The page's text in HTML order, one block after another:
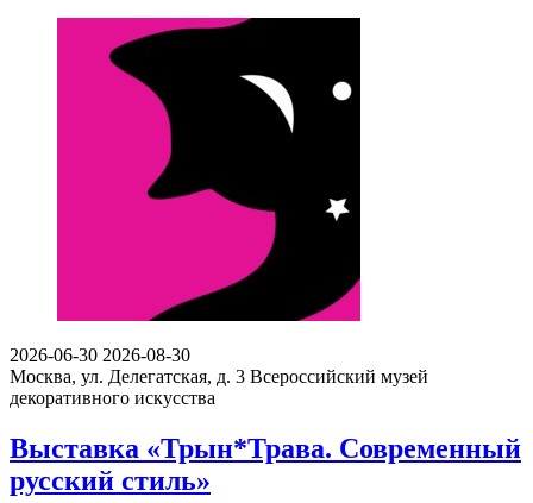
2026-06-30 2026-08-30
Москва, ул. Делегатская, д. 3 Всероссийский музей
декоративного искусства
Выставка «Трын*Трава. Современный
русский стиль»